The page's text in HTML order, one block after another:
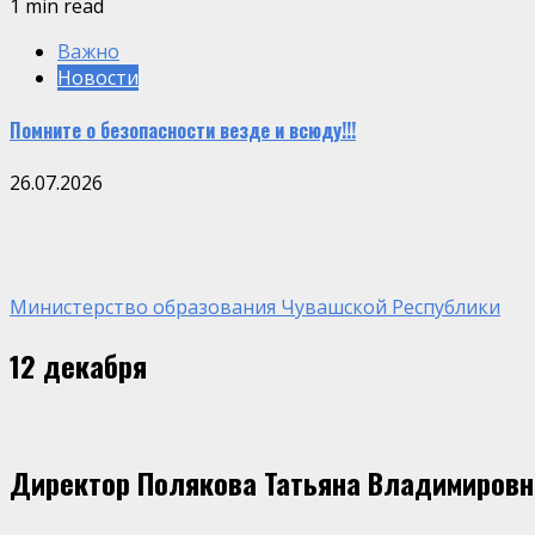
1 min read
Важно
Новости
Помните о безопасности везде и всюду!!!
26.07.2026
Министерство образования Чувашской Республики
12 декабря
Директор Полякова Татьяна